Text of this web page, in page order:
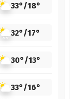
33°/18°
32°/17°
30°/13°
33°/16°